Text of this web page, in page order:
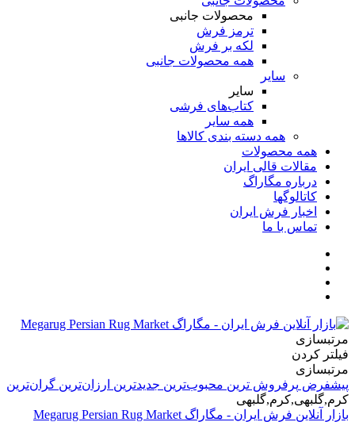
محصولات جانبی
ترمز فرش
لکه بر فرش
همه محصولات جانبی
سایر
سایر
کتاب‌های فرشی
همه سایر
همه دسته بندی کالاها
همه محصولات
مقالات قالی ایران
درباره مگاراگ
کاتالوگها
اخبار فرش ایران
تماس با ما
مرتبسازی
فیلتر کردن
مرتبسازی
پیشفرض پرفروش ترین محبوب‌ترین جدیدترین ارزان‌ترین گران‌ترین
کرم,گلبهی,کرم,گلبهی
بازار آنلاین فرش ایران - مگاراگ Megarug Persian Rug Market